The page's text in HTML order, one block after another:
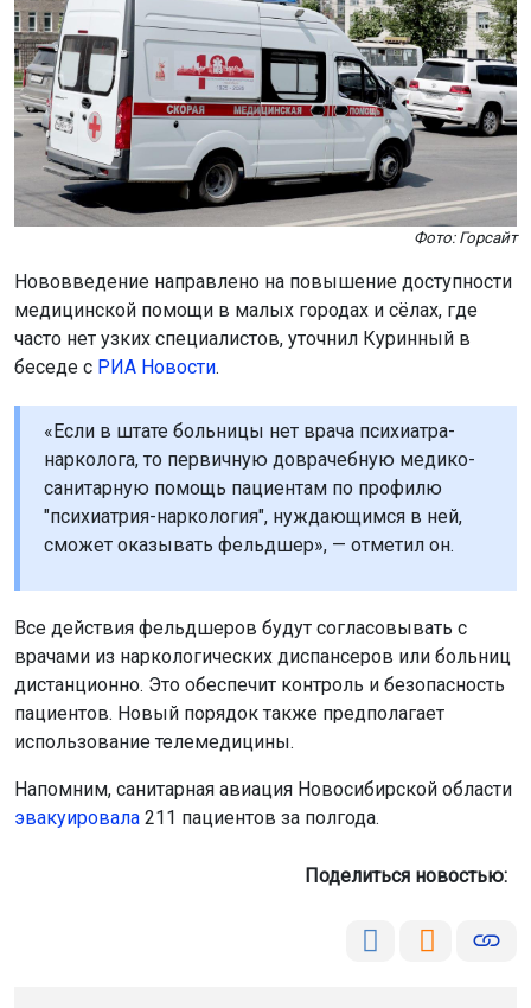
Фото: Горсайт
Нововведение направлено на повышение доступности
медицинской помощи в малых городах и сёлах, где
часто нет узких специалистов, уточнил Куринный в
беседе с РИА Новости.
«Если в штате больницы нет врача психиатра-
нарколога, то первичную доврачебную медико-
санитарную помощь пациентам по профилю
"психиатрия-наркология", нуждающимся в ней,
сможет оказывать фельдшер», — отметил он.
Все действия фельдшеров будут согласовывать с
врачами из наркологических диспансеров или больниц
дистанционно. Это обеспечит контроль и безопасность
пациентов. Новый порядок также предполагает
использование телемедицины.
Напомним, санитарная авиация Новосибирской области
эвакуировала 211 пациентов за полгода.
Поделиться новостью: